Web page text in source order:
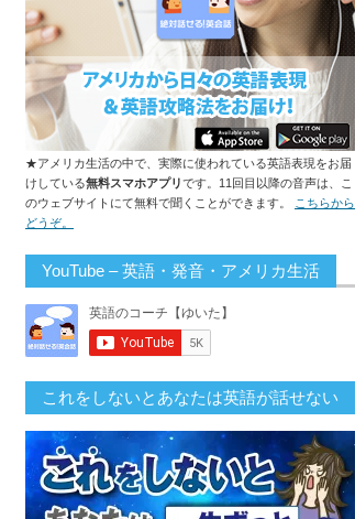
★アメリカ生活の中で、実際に使われている英語表現をお届
けしている無料スマホアプリです。11回目以降の音声は、こ
のウェブサイトにて無料で聞くことができます。
こちらから
どうぞ。
YouTube – 英語・発音・アメリカ生活
これをしないとあなたは英語が話せない